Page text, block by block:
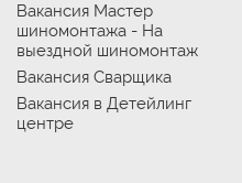
Вакансия Мастер
шиномонтажа - На
выездной шиномонтаж
Вакансия Сварщика
Вакансия в Детейлинг
центре